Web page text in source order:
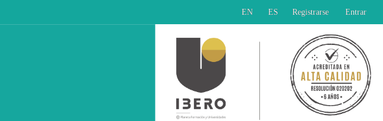
EN ES Registrarse Entrar